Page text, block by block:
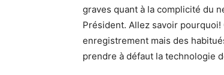
graves quant à la complicité du
Président. Allez savoir pourquoi!
enregistrement mais des
prendre à défaut la technologie